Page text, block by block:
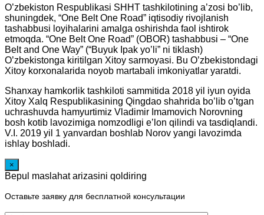
O’zbekiston Respublikasi SHHT tashkilotining a’zosi bo’lib,
shuningdek, “One Belt One Road” iqtisodiy rivojlanish
tashabbusi loyihalarini amalga oshirishda faol ishtirok
etmoqda. “One Belt One Road” (OBOR) tashabbusi – “One
Belt and One Way” (“Buyuk Ipak yo’li” ni tiklash)
O’zbekistonga kiritilgan Xitoy sarmoyasi. Bu O’zbekistondagi
Xitoy korxonalarida noyob martabali imkoniyatlar yaratdi.
Shanxay hamkorlik tashkiloti sammitida 2018 yil iyun oyida
Xitoy Xalq Respublikasining Qingdao shahrida bo’lib o’tgan
uchrashuvda hamyurtimiz Vladimir Imamovich Norovning
bosh kotib lavozimiga nomzodligi e’lon qilindi va tasdiqlandi.
V.I. 2019 yil 1 yanvardan boshlab Norov yangi lavozimda
ishlay boshladi.
×
Bepul maslahat arizasini qoldiring
Оставьте заявку для бесплатной консультации